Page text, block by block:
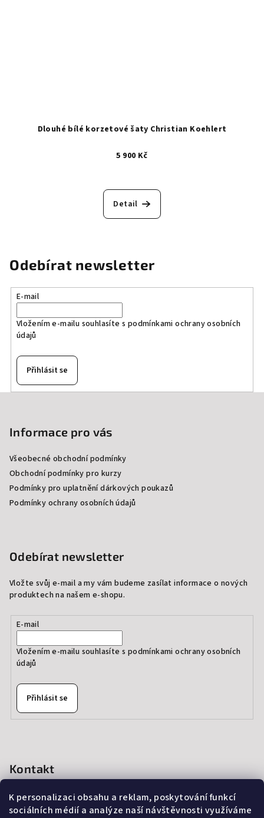
K personalizaci obsahu a reklam, poskytování funkcí
sociálních médií a analýze naší návštěvnosti využíváme
Dlouhé bílé korzetové šaty Christian Koehlert
5 900 Kč
Detail
Odebírat newsletter
E-mail
Vložením e-mailu souhlasíte s podmínkami ochrany osobních
údajů
Přihlásit se
Informace pro vás
Všeobecné obchodní podmínky
Obchodní podmínky pro kurzy
Podmínky pro uplatnění dárkových poukazů
Podmínky ochrany osobních údajů
Odebírat newsletter
Vložte svůj e-mail a my vám budeme zasílat informace o nových
produktech na našem e-shopu.
E-mail
Vložením e-mailu souhlasíte s podmínkami ochrany osobních
údajů
Přihlásit se
Kontakt
info@thedressprague.com
+420 724 244 022